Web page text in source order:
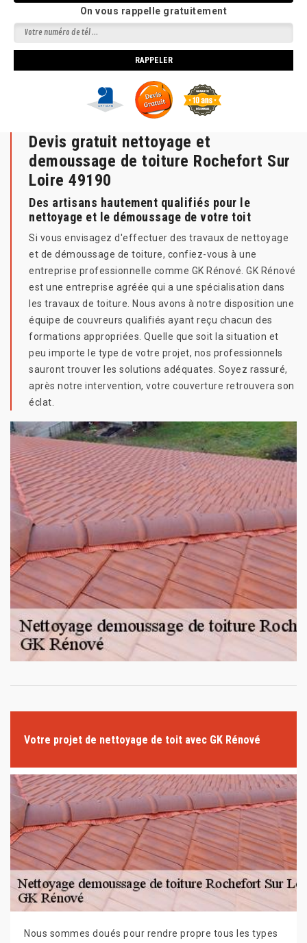
On vous rappelle gratuitement
Devis gratuit nettoyage et
demoussage de toiture Rochefort Sur
Loire 49190
Des artisans hautement qualifiés pour le
nettoyage et le démoussage de votre toit
Si vous envisagez d'effectuer des travaux de nettoyage
et de démoussage de toiture, confiez-vous à une
entreprise professionnelle comme GK Rénové. GK Rénové
est une entreprise agréée qui a une spécialisation dans
les travaux de toiture. Nous avons à notre disposition une
équipe de couvreurs qualifiés ayant reçu chacun des
formations appropriées. Quelle que soit la situation et
peu importe le type de votre projet, nos professionnels
sauront trouver les solutions adéquates. Soyez rassuré,
après notre intervention, votre couverture retrouvera son
éclat.
Votre projet de nettoyage de toit avec GK Rénové
Nous sommes doués pour rendre propre tous les types